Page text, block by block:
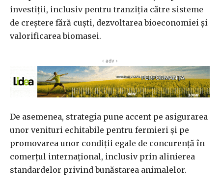
investiții, inclusiv pentru tranziția către sisteme
de creștere fără cuști, dezvoltarea bioeconomiei și
valorificarea biomasei.
‹ adv ›
De asemenea, strategia pune accent pe asigurarea
unor venituri echitabile pentru fermieri și pe
promovarea unor condiții egale de concurență în
comerțul internațional, inclusiv prin alinierea
standardelor privind bunăstarea animalelor.